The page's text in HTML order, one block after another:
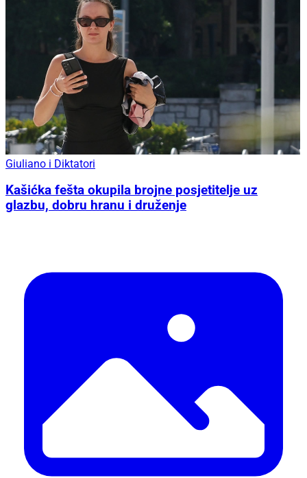
Giuliano i Diktatori
Kašićka fešta okupila brojne posjetitelje uz
glazbu, dobru hranu i druženje